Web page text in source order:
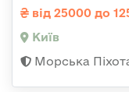
від 25000 до
Київ
Морська